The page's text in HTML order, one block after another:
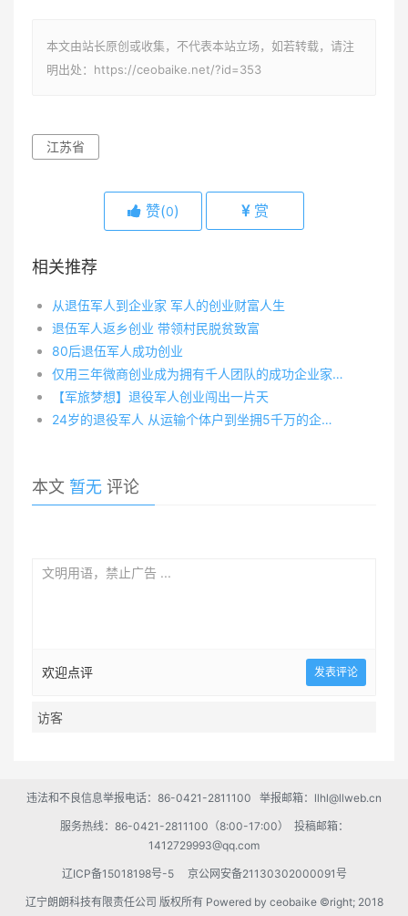
本文由站长原创或收集，不代表本站立场，如若转载，请注
明出处：https://ceobaike.net/?id=353
江苏省
赞(0) 赏
相关推荐
从退伍军人到企业家 军人的创业财富人生
退伍军人返乡创业 带领村民脱贫致富
80后退伍军人成功创业
仅用三年微商创业成为拥有千人团队的成功企业家！
【军旅梦想】退役军人创业闯出一片天
24岁的退役军人 从运输个体户到坐拥5千万的企业家
本文 暂无 评论
欢迎点评
违法和不良信息举报电话：86-0421-2811100 举报邮箱：llhl@llweb.cn
服务热线：86-0421-2811100（8:00-17:00） 投稿邮箱：
1412729993@qq.com
辽ICP备15018198号-5 京公网安备21130302000091号
辽宁朗朗科技有限责任公司 版权所有 Powered by ceobaike©right; 2018